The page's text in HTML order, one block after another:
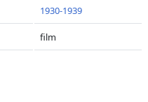
1930-1939
film